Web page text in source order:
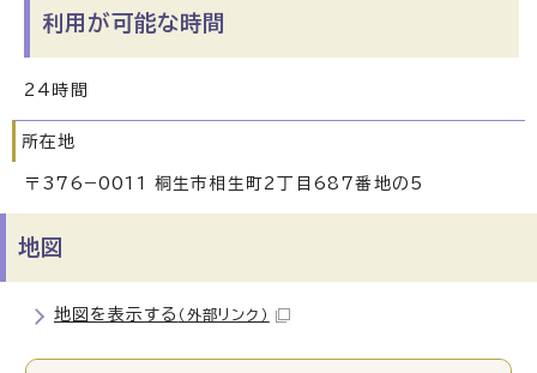
利用が可能な時間
24時間
所在地
〒376−0011 桐生市相生町2丁目687番地の5
地図
地図を表示する （外部リンク）